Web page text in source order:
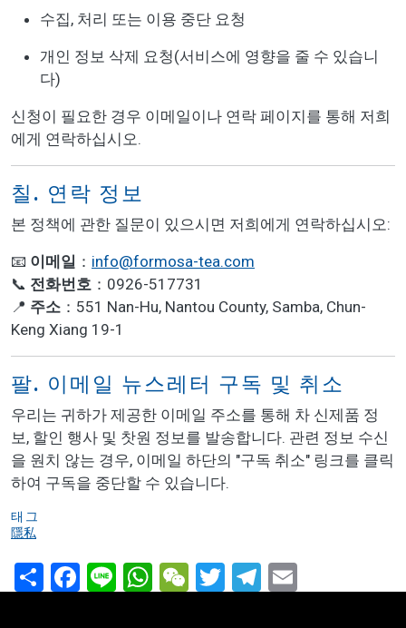
수집, 처리 또는 이용 중단 요청
개인 정보 삭제 요청(서비스에 영향을 줄 수 있습니
다)
신청이 필요한 경우 이메일이나 연락 페이지를 통해 저희
에게 연락하십시오.
칠. 연락 정보
본 정책에 관한 질문이 있으시면 저희에게 연락하십시오:
📧 이메일 ： info@formosa-tea.com
📞 전화번호 ：0926-517731
📍 주소 ：551 Nan-Hu, Nantou County, Samba, Chun-
Keng Xiang 19-1
팔. 이메일 뉴스레터 구독 및 취소
우리는 귀하가 제공한 이메일 주소를 통해 차 신제품 정
보, 할인 행사 및 찻원 정보를 발송합니다. 관련 정보 수신
을 원치 않는 경우, 이메일 하단의 "구독 취소" 링크를 클릭
하여 구독을 중단할 수 있습니다.
태그
隱私
ShareFacebook
LineWhatsApp
WeChat
TwitterTelegram